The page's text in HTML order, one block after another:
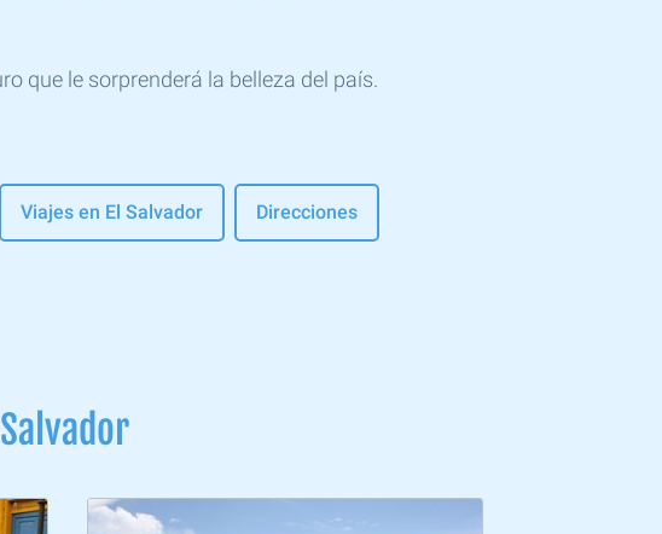
que le sorprenderá la belleza del país.
Viajes en El Salvador Direcciones